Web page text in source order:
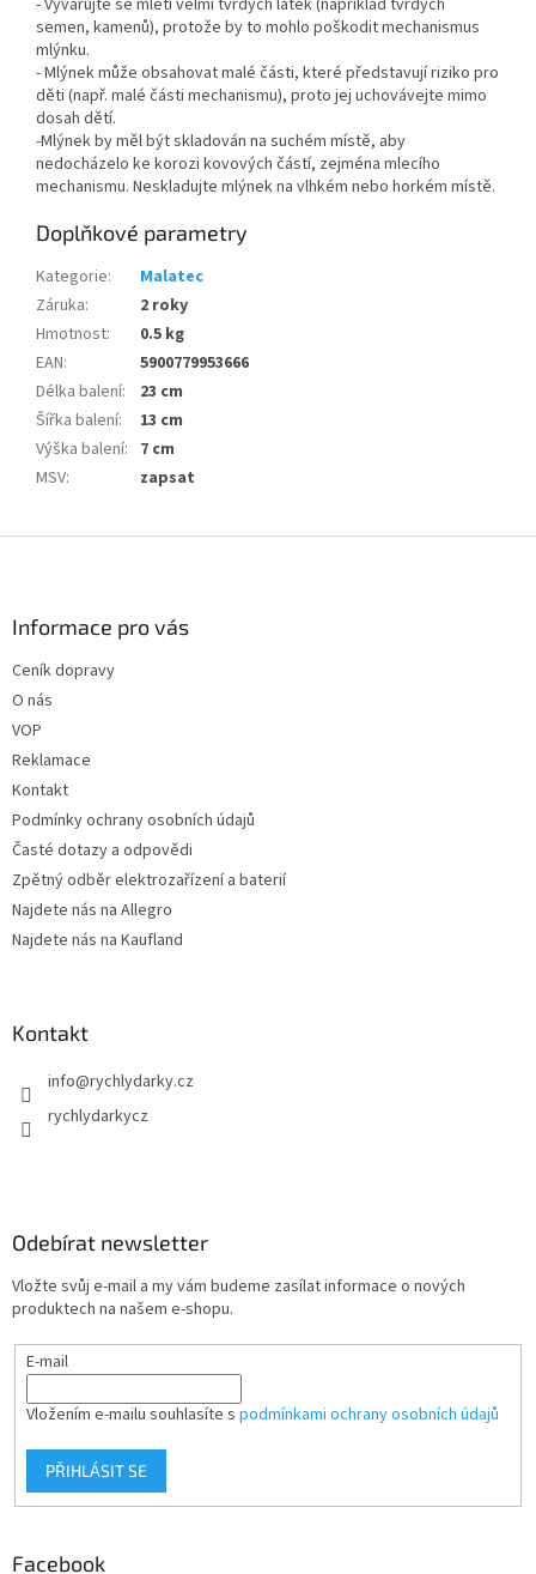
- Vyvarujte se mletí velmi tvrdých látek (například tvrdých
semen, kamenů), protože by to mohlo poškodit mechanismus
mlýnku.
- Mlýnek může obsahovat malé části, které představují riziko pro
děti (např. malé části mechanismu), proto jej uchovávejte mimo
dosah dětí.
-Mlýnek by měl být skladován na suchém místě, aby
nedocházelo ke korozi kovových částí, zejména mlecího
mechanismu. Neskladujte mlýnek na vlhkém nebo horkém místě.
Doplňkové parametry
Kategorie:
Malatec
Záruka:
2 roky
Hmotnost:
0.5 kg
EAN:
5900779953666
Délka balení:
23 cm
Šířka balení:
13 cm
Výška balení: 7 cm
MSV: zapsat
Informace pro vás
Ceník dopravy
O nás
VOP
Reklamace
Kontakt
Podmínky ochrany osobních údajů
Časté dotazy a odpovědi
Zpětný odběr elektrozařízení a baterií
Najdete nás na Allegro
Najdete nás na Kaufland
Kontakt
info@rychlydarky.cz
rychlydarkycz
Odebírat newsletter
Vložte svůj e-mail a my vám budeme zasílat informace o nových
produktech na našem e-shopu.
E-mail
Vložením e-mailu souhlasíte s podmínkami ochrany osobních údajů
PŘIHLÁSIT SE
Facebook